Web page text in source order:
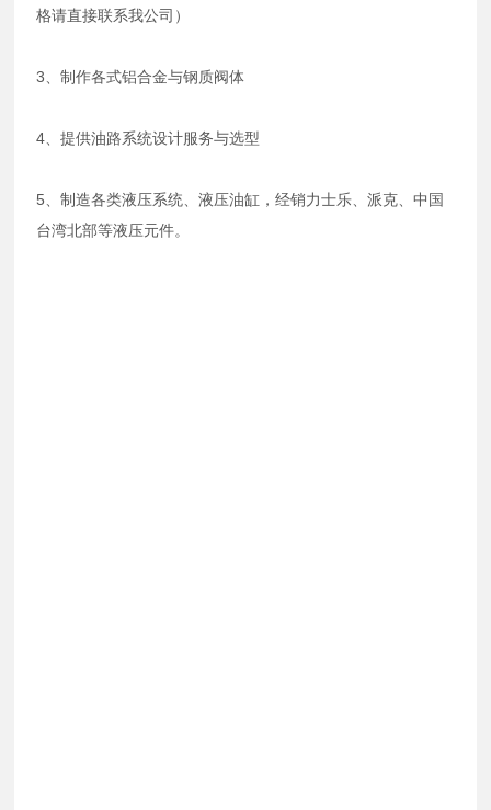
格请直接联系我公司）
3、制作各式铝合金与钢质阀体
4、提供油路系统设计服务与选型
5、制造各类液压系统、液压油缸，经销力士乐、派克、中国
台湾北部等液压元件。